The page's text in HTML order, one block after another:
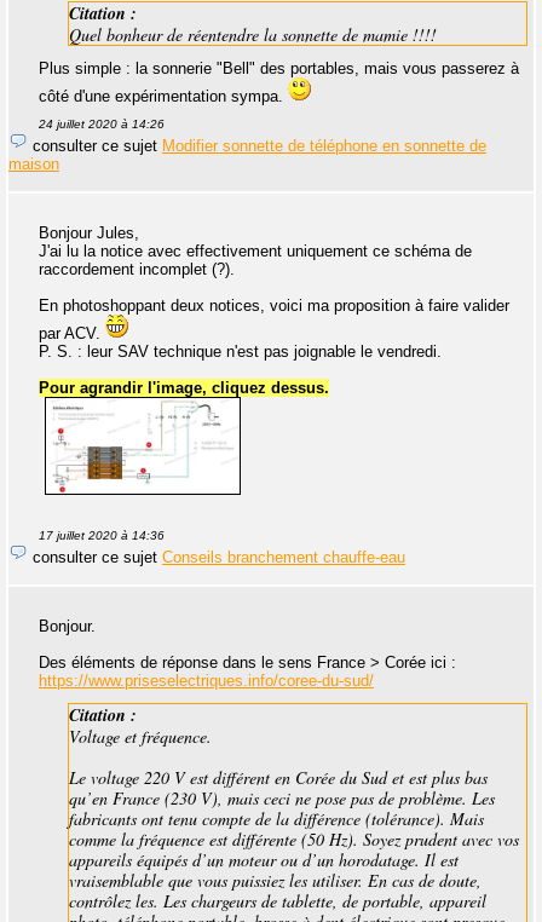
Citation :
Quel bonheur de réentendre la sonnette de mamie !!!!
Plus simple : la sonnerie "Bell" des portables, mais vous passerez à
côté d'une expérimentation sympa.
24 juillet 2020 à 14:26
consulter ce sujet Modifier sonnette de téléphone en sonnette de
maison
Bonjour Jules,
J'ai lu la notice avec effectivement uniquement ce schéma de
raccordement incomplet (?).
En photoshoppant deux notices, voici ma proposition à faire valider
par ACV.
P. S. : leur SAV technique n'est pas joignable le vendredi.
Pour agrandir l'image, cliquez dessus.
17 juillet 2020 à 14:36
consulter ce sujet Conseils branchement chauffe-eau
Bonjour.
Des éléments de réponse dans le sens France > Corée ici :
https://www.priseselectriques.info/coree-du-sud/
Citation :
Voltage et fréquence.
Le voltage 220 V est différent en Corée du Sud et est plus bas
qu’en France (230 V), mais ceci ne pose pas de problème. Les
fabricants ont tenu compte de la différence (tolérance). Mais
comme la fréquence est différente (50 Hz). Soyez prudent avec vos
appareils équipés d’un moteur ou d’un horodatage. Il est
vraisemblable que vous puissiez les utiliser. En cas de doute,
contrôlez les. Les chargeurs de tablette, de portable, appareil